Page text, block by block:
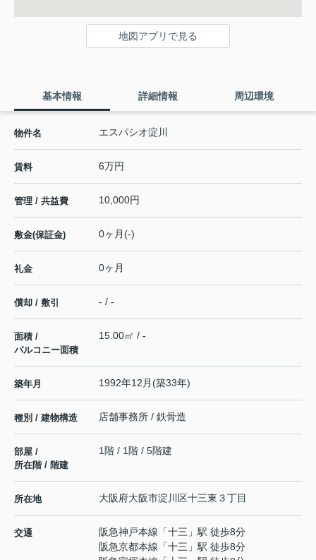
地図アプリで見る
基本情報 詳細情報 周辺環境
物件名 エスパシオ淀川
賃料 6万円
管理 / 共益費 10,000円
敷金(保証金) 0ヶ月(-)
礼金 0ヶ月
償却 / 敷引 - / -
面積 /
バルコニー面積
15.00㎡ / -
築年月 1992年12月(築33年)
種別 / 建物構造 店舗事務所 / 鉄骨造
部屋 /
所在階 / 階建
1階 / 1階 / 5階建
所在地 大阪府大阪市淀川区十三東 ３丁目
交通 阪急神戸本線 「十三 」駅 徒歩8分
阪急京都本線 「十三 」駅 徒歩8分